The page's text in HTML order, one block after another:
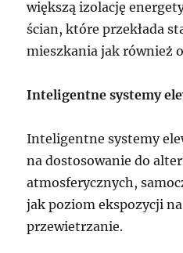
większą izolację
ścian, które przekłada
mieszkania jak również
Inteligentne systemy
Inteligentne systemy
na dostosowanie do
atmosferycznych,
jak poziom ekspozycji na
przewietrzanie.